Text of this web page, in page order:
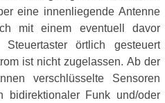
eine innenliegende Antenne
mit einem eventuell davor
Steuertaster örtlich gesteuert
ist nicht zugelassen. Ab der
verschlüsselte Sensoren
bidirektionaler Funk und/oder